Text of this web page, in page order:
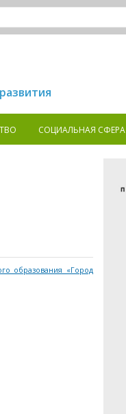
СОЦИАЛЬНАЯ СФЕРА
образования «Город